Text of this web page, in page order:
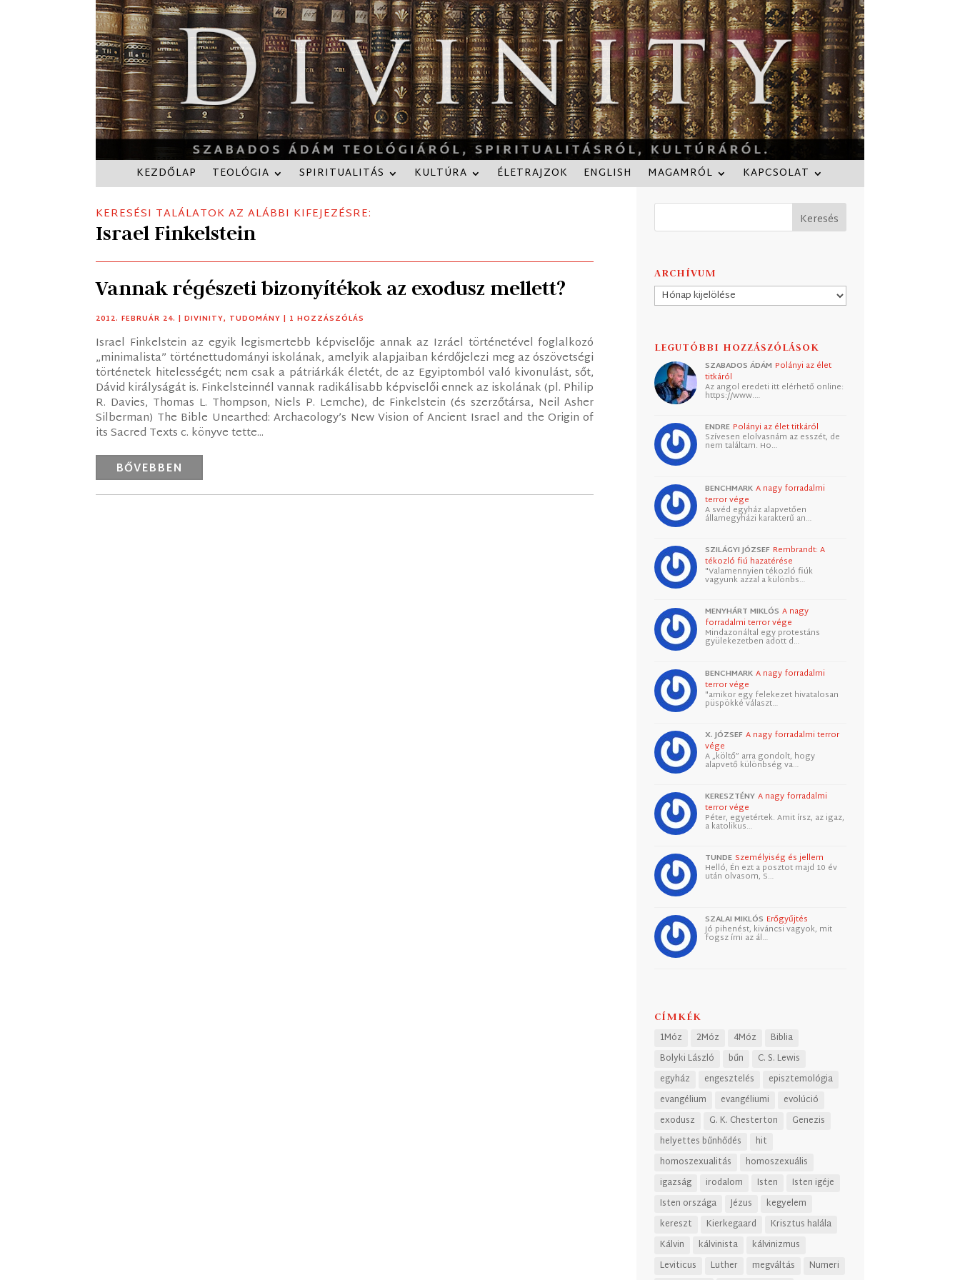
KEZDŐLAP TEOLÓGIA SPIRITUALITÁS KULTÚRA ÉLETRAJZOK ENGLISH MAGAMRÓL KAPCSOLAT
KERESÉSI TALÁLATOK AZ ALÁBBI KIFEJEZÉSRE:
Israel Finkelstein
Vannak régészeti bizonyítékok az exodusz mellett?
2012. FEBRUÁR 24. |DIVINITY, TUDOMÁNY | 1 HOZZÁSZÓLÁS
Israel Finkelstein az egyik legismertebb képviselője annak az Izráel történetével foglalkozó
„minimalista” történettudományi iskolának, amelyik alapjaiban kérdőjelezi meg az ószövetségi
történetek hitelességét; nem csak a pátriárkák életét, de az Egyiptomból való kivonulást, sőt,
Dávid királyságát is. Finkelsteinnél vannak radikálisabb képviselői ennek az iskolának (pl. Philip
R. Davies, Thomas L. Thompson, Niels P. Lemche), de Finkelstein (és szerzőtársa, Neil Asher
Silberman) The Bible Unearthed: Archaeology’s New Vision of Ancient Israel and the Origin of
its Sacred Texts c. könyve tette...
BŐVEBBEN
ARCHÍVUM
Archívum
LEGUTÓBBI HOZZÁSZÓLÁSOK
SZABADOS ÁDÁM Polányi az élet
titkáról
Az angol eredeti itt elérhető online:
https://www.…
ENDRE Polányi az élet titkáról
Szívesen elolvasnám az esszét, de
nem találtam. Ho…
BENCHMARK A nagy forradalmi
terror vége
A svéd egyház alapvetően
államegyházi karakterű an…
SZILÁGYI JÓZSEF Rembrandt: A
tékozló fiú hazatérése
"Valamennyien tékozló fiúk
vagyunk azzal a különbs…
MENYHÁRT MIKLÓS A nagy
forradalmi terror vége
Mindazonáltal egy protestáns
gyülekezetben adott d…
BENCHMARK A nagy forradalmi
terror vége
"amikor egy felekezet hivatalosan
püspökké választ…
X. JÓZSEF A nagy forradalmi terror
vége
A „költő” arra gondolt, hogy
alapvető különbség va…
KERESZTÉNY A nagy forradalmi
terror vége
Péter, egyetértek. Amit írsz, az igaz,
a katolikus…
TUNDE Személyiség és jellem
Helló, Én ezt a posztot majd 10 év
után olvasom, S…
SZALAI MIKLÓS Erőgyűjtés
Jó pihenést, kiváncsi vagyok, mit
fogsz írni az ál…
CÍMKÉK
1Móz 2Móz 4Móz
Biblia
Bolyki László
bűn
C. S. Lewis
egyház
engesztelés
episztemológia
evangélium
evangéliumi
evolúció
exodusz
G. K. Chesterton
Genezis
helyettes bűnhődés
hit
homoszexualitás
homoszexuális
igazság
irodalom Isten
Isten igéje
Isten országa
Jézus
kegyelem
kereszt
Kierkegaard
Krisztus halála
Kálvin
kálvinista
kálvinizmus
Leviticus
Luther megváltás
Numeri